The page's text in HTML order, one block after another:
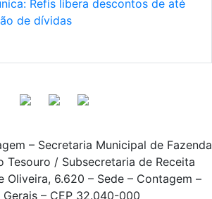
Refis libera descontos de até
de dívidas
– Secretaria Municipal de Fazenda
Tesouro / Subsecretaria de Receita
Oliveira, 6.620 – Sede – Contagem –
Gerais – CEP 32.040-000